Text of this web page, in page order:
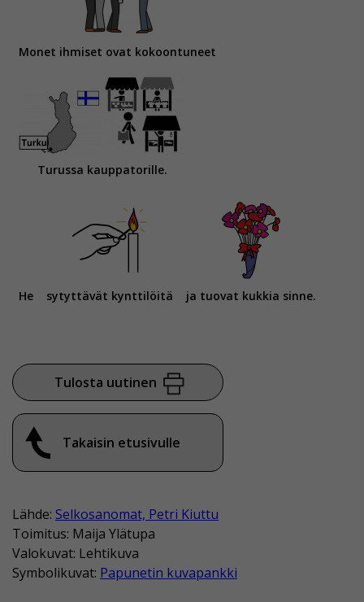
Monet ihmiset ovat kokoontuneet
Turussa kauppatorille.
He sytyttävät kynttilöitä ja tuovat kukkia sinne.
Tulosta uutinen
Takaisin etusivulle
Lähde: Selkosanomat, Petri Kiuttu
Toimitus: Maija Ylätupa
Valokuvat: Lehtikuva
Symbolikuvat: Papunetin kuvapankki